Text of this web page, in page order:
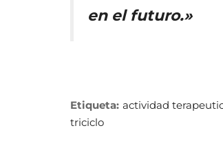
en el futuro.»
Etiqueta: actividad
triciclo